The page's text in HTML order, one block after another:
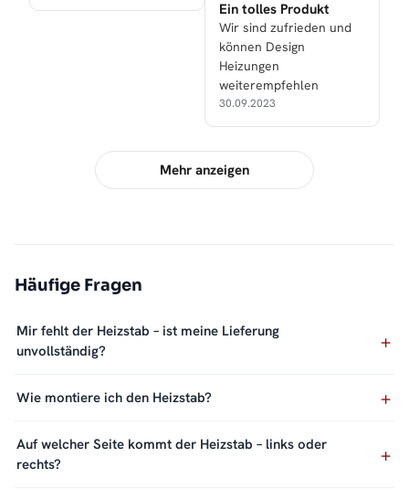
Ein tolles Produkt
Wir sind zufrieden und
können Design
Heizungen
weiterempfehlen
30.09.2023
Mehr anzeigen
Häufige Fragen
Mir fehlt der Heizstab – ist meine Lieferung
unvollständig?
Wie montiere ich den Heizstab?
Auf welcher Seite kommt der Heizstab – links oder
rechts?